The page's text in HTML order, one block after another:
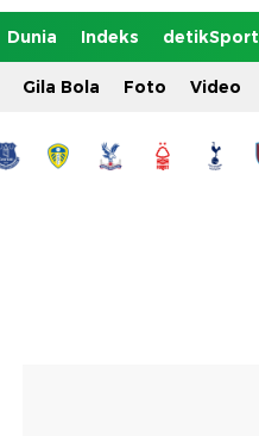
Dunia Indeks detikSport
Gila Bola Foto Video